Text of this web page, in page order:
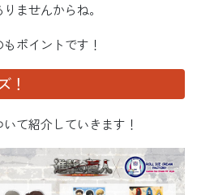
ませんからね。
ポイントです！
！
て紹介していきます！